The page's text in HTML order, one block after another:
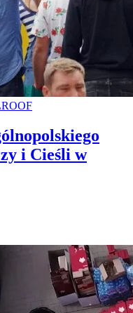
i Cieśli w